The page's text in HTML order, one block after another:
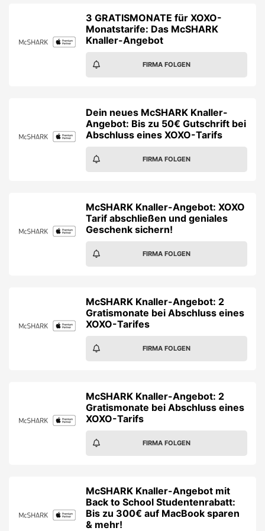
3 GRATISMONATE für XOXO-
Monatstarife: Das McSHARK
Knaller-Angebot
FIRMA FOLGEN
Dein neues McSHARK Knaller-
Angebot: Bis zu 50€ Gutschrift bei
Abschluss eines XOXO-Tarifs
FIRMA FOLGEN
McSHARK Knaller-Angebot: XOXO
Tarif abschließen und geniales
Geschenk sichern!
FIRMA FOLGEN
McSHARK Knaller-Angebot: 2
Gratismonate bei Abschluss eines
XOXO-Tarifes
FIRMA FOLGEN
McSHARK Knaller-Angebot: 2
Gratismonate bei Abschluss eines
XOXO-Tarifs
FIRMA FOLGEN
McSHARK Knaller-Angebot mit
Back to School Studentenrabatt:
Bis zu 300€ auf MacBook sparen
& mehr!